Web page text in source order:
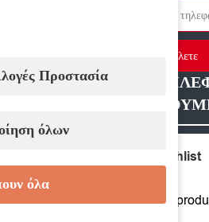
Στείλετε
ΑΦΗΣΤΕ ΜΑΣ
Add to wishlist
14 People watching this
Προστασία
όλων
όλα